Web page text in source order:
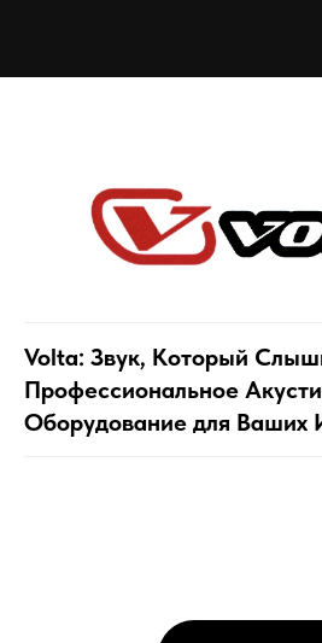
Volta: Звук, Который
Профессиональное
Оборудование для Ваших